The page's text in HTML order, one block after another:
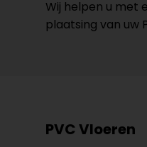
Wij helpen u met
plaatsing van uw
PVC Vloeren